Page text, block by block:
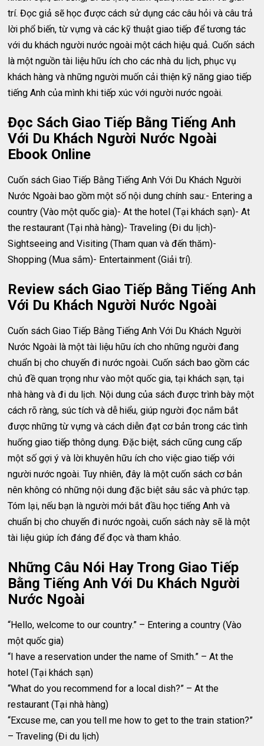
trí. Đọc giả sẽ học được cách sử dụng các câu hỏi và câu trả
lời phổ biến, từ vựng và các kỹ thuật giao tiếp để tương tác
với du khách người nước ngoài một cách hiệu quả. Cuốn sách
là một nguồn tài liệu hữu ích cho các nhà du lịch, phục vụ
khách hàng và những người muốn cải thiện kỹ năng giao tiếp
tiếng Anh của mình khi tiếp xúc với người nước ngoài.
Đọc Sách Giao Tiếp Bằng Tiếng Anh
Với Du Khách Người Nước Ngoài
Ebook Online
Cuốn sách Giao Tiếp Bằng Tiếng Anh Với Du Khách Người
Nước Ngoài bao gồm một số nội dung chính sau:- Entering a
country (Vào một quốc gia)- At the hotel (Tại khách sạn)- At
the restaurant (Tại nhà hàng)- Traveling (Đi du lịch)-
Sightseeing and Visiting (Tham quan và đến thăm)-
Shopping (Mua sắm)- Entertainment (Giải trí).
Review sách Giao Tiếp Bằng Tiếng Anh
Với Du Khách Người Nước Ngoài
Cuốn sách Giao Tiếp Bằng Tiếng Anh Với Du Khách Người
Nước Ngoài là một tài liệu hữu ích cho những người đang
chuẩn bị cho chuyến đi nước ngoài. Cuốn sách bao gồm các
chủ đề quan trọng như vào một quốc gia, tại khách sạn, tại
nhà hàng và đi du lịch. Nội dung của sách được trình bày một
cách rõ ràng, súc tích và dễ hiểu, giúp người đọc nắm bắt
được những từ vựng và cách diễn đạt cơ bản trong các tình
huống giao tiếp thông dụng. Đặc biệt, sách cũng cung cấp
một số gợi ý và lời khuyên hữu ích cho việc giao tiếp với
người nước ngoài. Tuy nhiên, đây là một cuốn sách cơ bản
nên không có những nội dung đặc biệt sâu sắc và phức tạp.
Tóm lại, nếu bạn là người mới bắt đầu học tiếng Anh và
chuẩn bị cho chuyến đi nước ngoài, cuốn sách này sẽ là một
tài liệu giúp ích đáng để đọc và tham khảo.
Những Câu Nói Hay Trong Giao Tiếp
Bằng Tiếng Anh Với Du Khách Người
Nước Ngoài
“Hello, welcome to our country.” – Entering a country (Vào
một quốc gia)
“I have a reservation under the name of Smith.” – At the
hotel (Tại khách sạn)
“What do you recommend for a local dish?” – At the
restaurant (Tại nhà hàng)
“Excuse me, can you tell me how to get to the train station?”
– Traveling (Đi du lịch)